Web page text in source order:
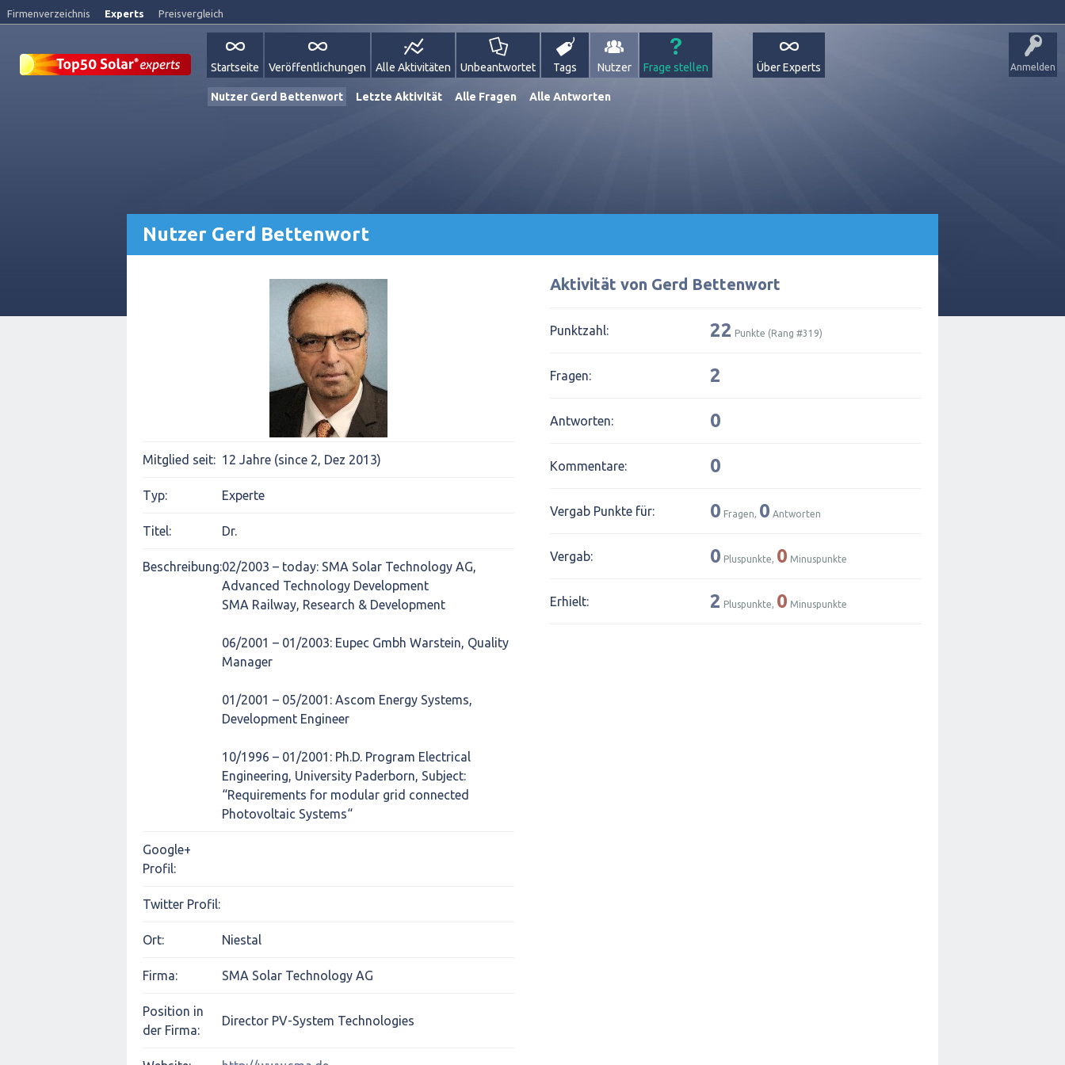
Firmenverzeichnis Experts Preisvergleich
Anmelden
Startseite Veröffentlichungen Alle Aktivitäten Unbeantwortet Tags Nutzer Frage stellen Über Experts
Nutzer Gerd Bettenwort Letzte Aktivität Alle Fragen Alle Antworten
Nutzer Gerd Bettenwort
Mitglied seit: 12 Jahre (since 2, Dez 2013)
Typ: Experte
Titel: Dr.
Beschreibung:02/2003 – today: SMA Solar Technology AG,
Advanced Technology Development
SMA Railway, Research & Development
06/2001 – 01/2003: Eupec Gmbh Warstein, Quality
Manager
01/2001 – 05/2001: Ascom Energy Systems,
Development Engineer
10/1996 – 01/2001: Ph.D. Program Electrical
Engineering, University Paderborn, Subject:
“Requirements for modular grid connected
Photovoltaic Systems“
Google+
Profil:
Twitter Profil:
Ort: Niestal
Firma: SMA Solar Technology AG
Position in
der Firma:
Director PV-System Technologies
Aktivität von Gerd Bettenwort
Punktzahl: 22 Punkte (Rang #319)
Fragen: 2
Antworten: 0
Kommentare: 0
Vergab Punkte für: 0 Fragen, 0 Antworten
Vergab: 0 Pluspunkte, 0 Minuspunkte
Erhielt: 2 Pluspunkte, 0 Minuspunkte